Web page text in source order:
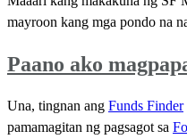
mayroon kang mga pondo na
Paano ako
Una, tingnan ang Funds Finder
pamamagitan ng pagsagot sa